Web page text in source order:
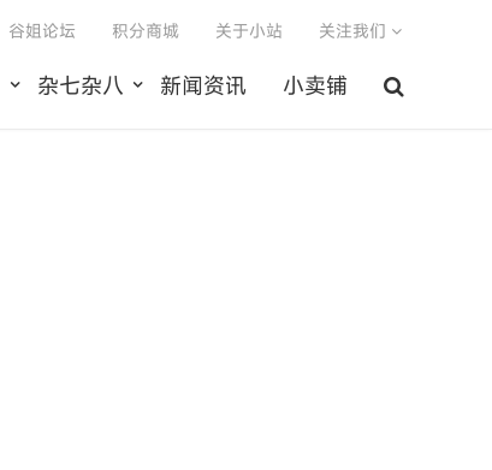
杂七杂八 新闻资讯 小卖铺
谷姐论坛 积分商城 关于小站 关注我们